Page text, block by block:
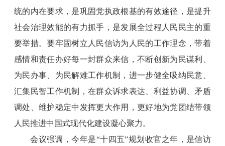
统的内在要求，是巩固党执政根基的有效途径，是提升
社会治理效能的有力抓手，是发展全过程人民民主的重
要举措。要牢固树立人民信访为人民的工作理念，带着
感情和责任办好每一封群众来信，不断创新为民谋利、
为民办事、为民解难工作机制，进一步健全吸纳民意、
汇集民智工作机制，在群众诉求表达、利益协调、矛盾
调处、维护稳定中发挥更大作用，更好地为党团结带领
人民推进中国式现代化建设凝心聚力。
会议强调，今年是“十四五”规划收官之年，是信访